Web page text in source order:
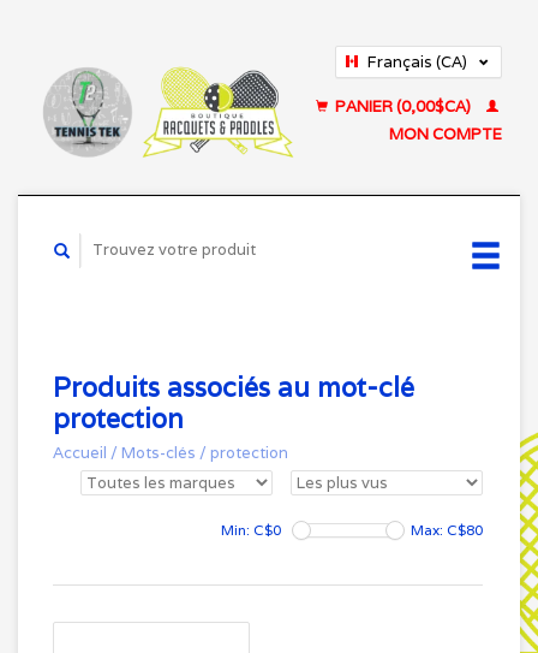
Français (CA)
PANIER (0,00$CA)
MON COMPTE
Produits associés au mot-clé
protection
Accueil / Mots-clés / protection
Min: C$0 Max: C$80